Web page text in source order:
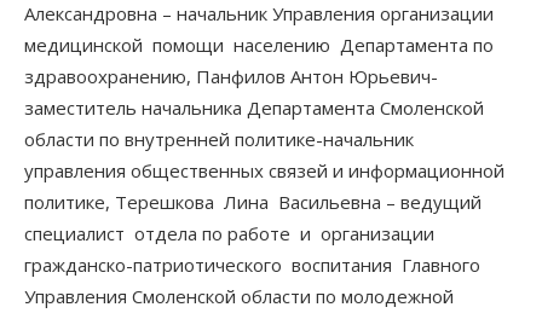
Александровна – начальник Управления организации
медицинской помощи населению Департамента по
здравоохранению, Панфилов Антон Юрьевич-
заместитель начальника Департамента Смоленской
области по внутренней политике-начальник
управления общественных связей и информационной
политике, Терешкова Лина Васильевна – ведущий
специалист отдела по работе и организации
гражданско-патриотического воспитания Главного
Управления Смоленской области по молодежной